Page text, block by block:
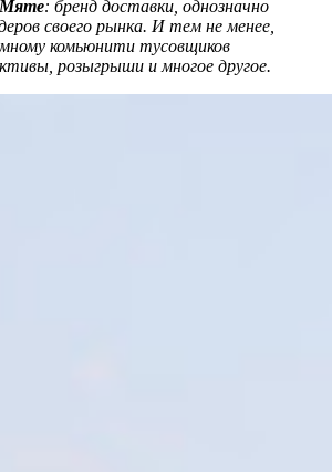
: бренд доставки, однозначно
своего рынка. И тем не менее,
комьюнити тусовщиков
розыгрыши и многое другое.